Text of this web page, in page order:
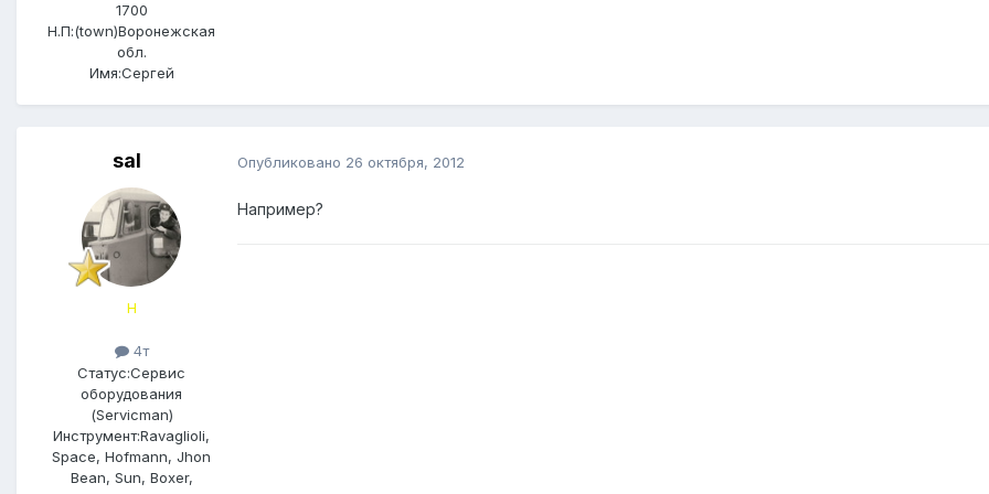
1700
Н.П:(town)Воронежская
обл.
Имя:Сергей
saI
Н
4т
Статус:Сервис
оборудования
(Servicman)
Инструмент:Ravaglioli,
Space, Hofmann, Jhon
Bean, Sun, Boxer,
Опубликовано 26 октября, 2012
Например?